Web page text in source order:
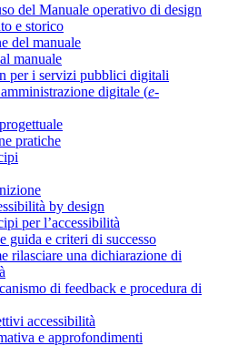
del Manuale operativo di design
e storico
del manuale
manuale
per i servizi pubblici digitali
digitale (e-
pratiche
by design
per l’accessibilità
guida e criteri di successo
rilasciare una dichiarazione di
di feedback e procedura di
accessibilità
e approfondimenti